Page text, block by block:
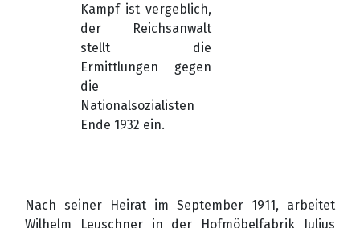
Kampf ist vergeblich,
der Reichsanwalt
stellt die
Ermittlungen gegen
die
Nationalsozialisten
Ende 1932 ein.
Nach seiner Heirat im September 1911, arbeitet
Wilhelm Leuschner in der Hofmöbelfabrik Julius